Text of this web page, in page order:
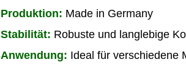
Produktion: Made in Germany
Stabilität: Robuste und langlebige
Anwendung: Ideal für verschiedene